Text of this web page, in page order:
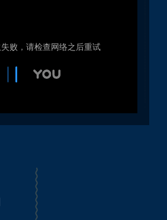
院：滨海湾幻彩生辉
店集团邀请法国国际水秀来投标。金沙
都市的演变。在篇章一和二中，图像隐
杂的历史和文化背景。篇章三和四展现
的图像鼓励我们成为一个模范城市。
塔、花篮、拱喷、直喷、摇摆喷头以及